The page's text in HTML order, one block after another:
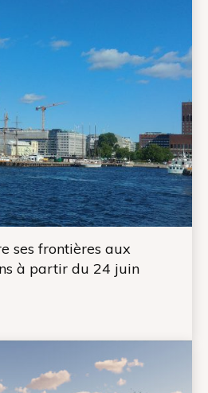
ses frontières aux
à partir du 24 juin